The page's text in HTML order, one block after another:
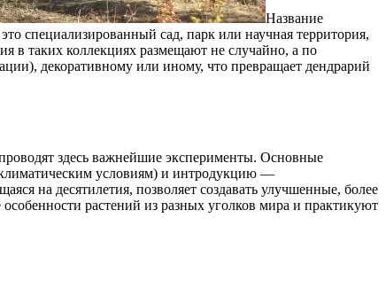
Название
специализированный сад, парк или научная территория,
в таких коллекциях размещают не случайно, а по
декоративному или иному, что превращает дендрарий
здесь важнейшие эксперименты. Основные
условиям) и интродукцию —
на десятилетия, позволяет создавать улучшенные, более
растений из разных уголков мира и практикуют